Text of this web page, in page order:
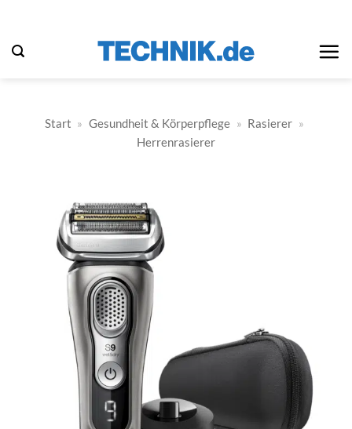
springen
Start » Gesundheit & Körperpflege » Rasierer »
Herrenrasierer